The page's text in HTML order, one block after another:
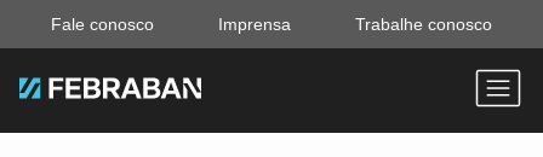
Fale conosco Imprensa Trabalhe conosco